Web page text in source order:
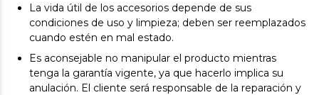
La vida útil de los accesorios depende de sus
condiciones de uso y limpieza; deben ser reemplazados
cuando estén en mal estado.
Es aconsejable no manipular el producto mientras
tenga la garantía vigente, ya que hacerlo implica su
anulación. El cliente será responsable de la reparación y